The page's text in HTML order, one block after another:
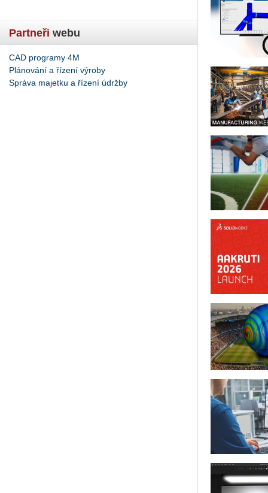
Partneři webu
CAD programy 4M
Plánování a řízení výroby
Správa majetku a řízení údržby